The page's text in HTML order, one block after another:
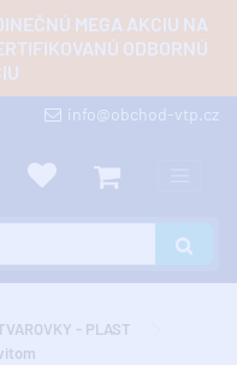
MEGA AKCIU NA
ODBORNÚ
info@obchod-vtp.cz
- PLAST